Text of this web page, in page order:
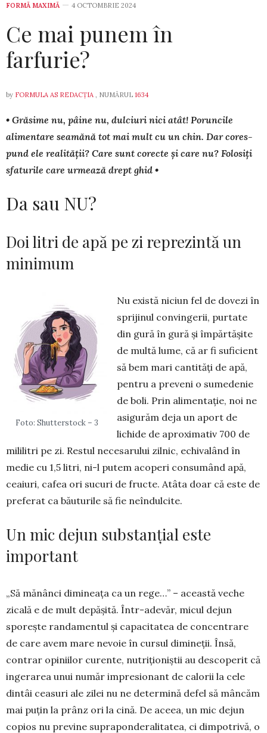
FORMĂ MAXIMĂ 4 OCTOMBRIE 2024
Ce mai punem în
farfurie?
by FORMULA AS REDACȚIA , NUMĂRUL 1634
• Grăsime nu, pâine nu, dulciuri nici atât! Poruncile
alimentare sea­mă­nă tot mai mult cu un chin. Dar cores­
pund ele realității? Care sunt corecte și care nu? Folosiți
sfa­tu­rile care urmea­ză drept ghid •
Da sau NU?
Doi litri de apă pe zi reprezintă un
minimum
Foto: Shutterstock – 3
Nu există niciun fel de dovezi în
sprijinul con­vingerii, purtate
din gură în gură și împărtășite
de multă lume, că ar fi suficient
să bem mari cantități de apă,
pentru a preveni o sumedenie
de boli. Prin alimentație, noi ne
asi­gurăm deja un aport de
lichide de apro­ximativ 700 de
mililitri pe zi. Res­tul necesarului zilnic, echivalând în
medie cu 1,5 litri, ni-l putem acoperi consumând apă,
ceaiuri, cafea ori sucuri de fructe. Atâta doar că este de
preferat ca băuturile să fie neîn­dul­cite.
Un mic dejun substanțial este
important
„Să mănânci dimineața ca un rege…” – această veche
zicală e de mult depășită. Într-adevăr, micul dejun
sporește randa­men­tul și capacitatea de concentrare
de care avem mare nevoie în cursul dimi­neții. Însă,
contrar opi­niilor cu­rente, nutriționiștii au descoperit că
ingerarea unui număr impresionant de calorii la cele
dintâi ceasuri ale zilei nu ne determină defel să mâncăm
mai puțin la prânz ori la cină. De aceea, un mic dejun
copios nu previne supra­ponderalitatea, ci dimpotrivă, o